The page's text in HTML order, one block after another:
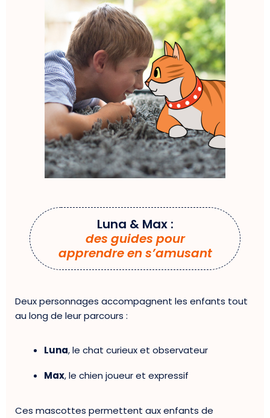
Luna & Max :
des guides pour
apprendre en s’amusant
Deux personnages accompagnent les enfants tout
au long de leur parcours :
Luna, le chat curieux et observateur
Max, le chien joueur et expressif
Ces mascottes permettent aux enfants de